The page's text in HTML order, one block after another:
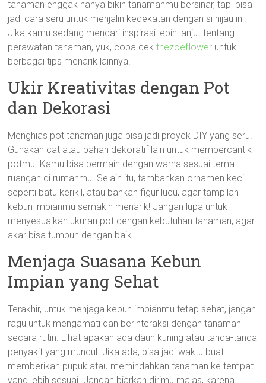
tanaman enggak hanya bikin tanamanmu bersinar, tapi bisa
jadi cara seru untuk menjalin kedekatan dengan si hijau ini.
Jika kamu sedang mencari inspirasi lebih lanjut tentang
perawatan tanaman, yuk, coba cekthezoeflower untuk
berbagai tips menarik lainnya.
Ukir Kreativitas dengan Pot
dan Dekorasi
Menghias pot tanaman juga bisa jadi proyek DIY yang seru.
Gunakan cat atau bahan dekoratif lain untuk mempercantik
potmu. Kamu bisa bermain dengan warna sesuai tema
ruangan di rumahmu. Selain itu, tambahkan ornamen kecil
seperti batu kerikil, atau bahkan figur lucu, agar tampilan
kebun impianmu semakin menarik! Jangan lupa untuk
menyesuaikan ukuran pot dengan kebutuhan tanaman, agar
akar bisa tumbuh dengan baik.
Menjaga Suasana Kebun
Impian yang Sehat
Terakhir, untuk menjaga kebun impianmu tetap sehat, jangan
ragu untuk mengamati dan berinteraksi dengan tanaman
secara rutin. Lihat apakah ada daun kuning atau tanda-tanda
penyakit yang muncul. Jika ada, bisa jadi waktu buat
memberikan pupuk atau memindahkan tanaman ke tempat
yang lebih sesuai. Jangan biarkan dirimu malas, karena